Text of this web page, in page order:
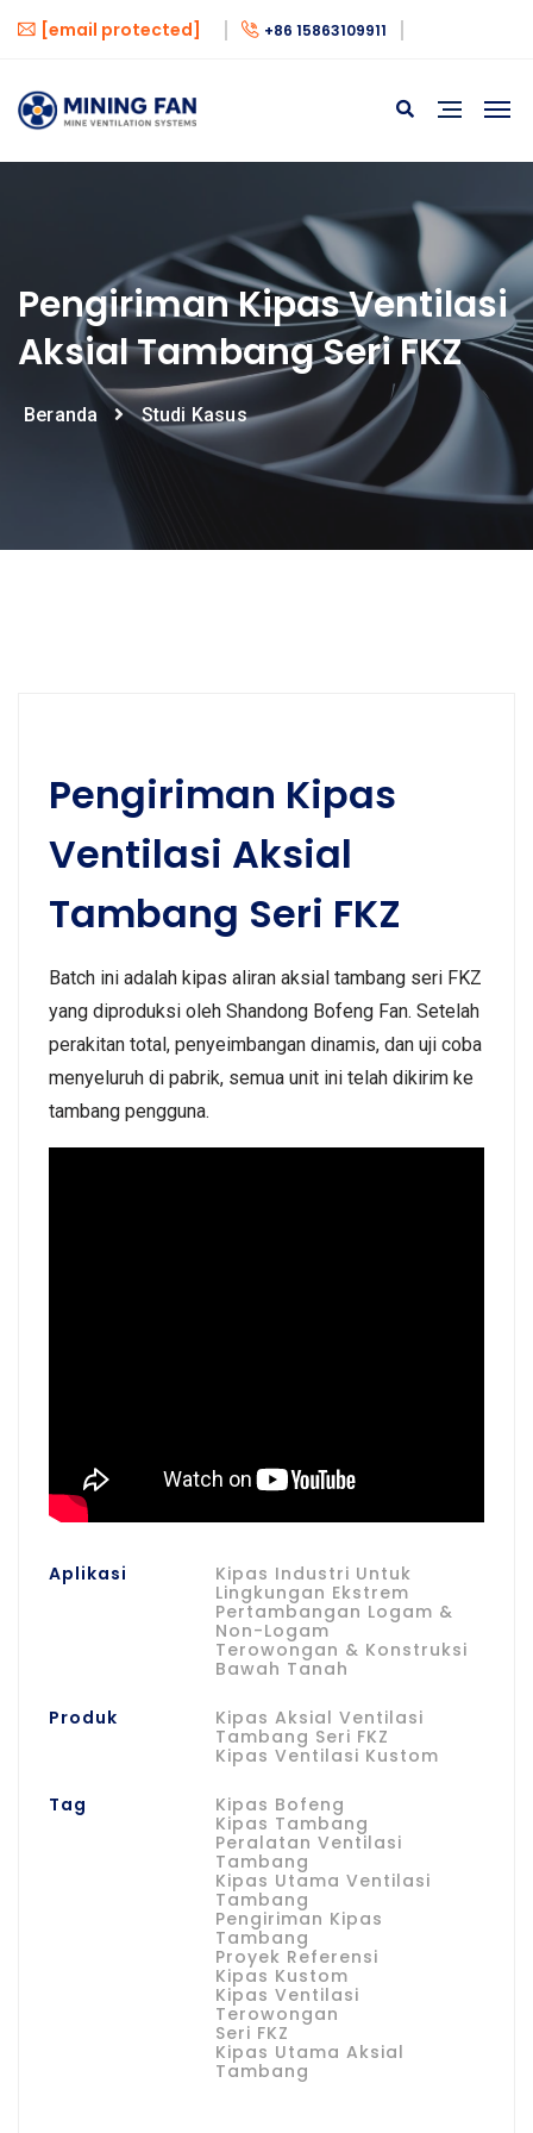
[email protected] +86 15863109911
Pengiriman Kipas Ventilasi
Aksial Tambang Seri FKZ
Beranda Studi Kasus
Pengiriman Kipas
Ventilasi Aksial
Tambang Seri FKZ
Batch ini adalah kipas aliran aksial tambang seri FKZ
yang diproduksi oleh Shandong Bofeng Fan. Setelah
perakitan total, penyeimbangan dinamis, dan uji coba
menyeluruh di pabrik, semua unit ini telah dikirim ke
tambang pengguna.
Aplikasi
Kipas Industri Untuk
Lingkungan Ekstrem
Pertambangan Logam &
Non-Logam
Terowongan & Konstruksi
Bawah Tanah
Produk
Kipas Aksial Ventilasi
Tambang Seri FKZ
Kipas Ventilasi Kustom
Tag
Kipas Bofeng
Kipas Tambang
Peralatan Ventilasi
Tambang
Kipas Utama Ventilasi
Tambang
Pengiriman Kipas
Tambang
Proyek Referensi
Kipas Kustom
Kipas Ventilasi
Terowongan
Seri FKZ
Kipas Utama Aksial
Tambang